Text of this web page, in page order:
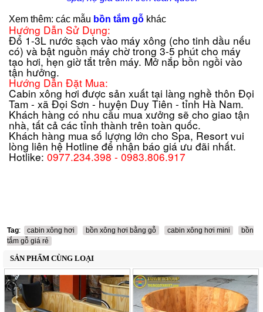
Xem thêm: các mẫu bồn tắm gỗ khác
Hướng Dẫn Sử Dụng:
Đổ 1-3L nước sạch vào máy xông (cho tinh dầu nếu
có) và bật nguồn máy chờ trong 3-5 phút cho máy
tạo hơi, hẹn giờ tắt trên máy. Mở nắp bồn ngồi vào
tận hưởng.
Hướng Dẫn Đặt Mua:
Cabin xông hơi được sản xuất tại làng nghề thôn Đọi
Tam - xã Đọi Sơn - huyện Duy Tiên - tỉnh Hà Nam.
Khách hàng có nhu cầu mua xưởng sẽ cho giao tận
nhà, tất cả các tỉnh thành trên toàn quốc.
Khách hàng mua số lượng lớn cho Spa, Resort vui
lòng liên hệ Hotline để nhận báo giá ưu đãi nhất.
Hotlike: 0977.234.398 - 0983.806.917
Tag: cabin xông hơi bồn xông hơi bằng gỗ cabin xông hơi mini
bồn
tắm gỗ giá rẻ
SẢN PHẨM CÙNG LOẠI